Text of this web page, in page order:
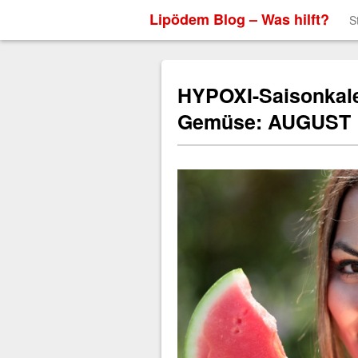
Lipödem Blog – Was hilft?
HYPOXI-
Gemüse: AUGUST